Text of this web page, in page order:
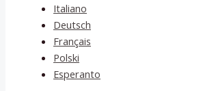
Italiano
Deutsch
Français
Polski
Esperanto